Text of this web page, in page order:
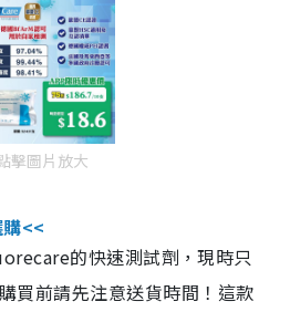
擊圖片放大
<<
的快速測試劑，現時只
買前請先注意送貨時間！這款